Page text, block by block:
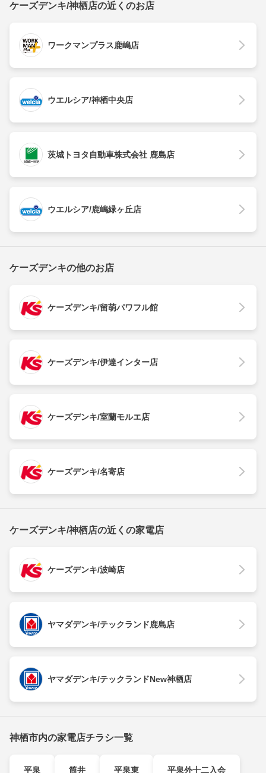
ケーズデンキ/神栖店の近くのお店
ワークマンプラス鹿嶋店
ウエルシア/神栖中央店
茨城トヨタ自動車株式会社 鹿島店
ウエルシア/鹿嶋緑ヶ丘店
ケーズデンキの他のお店
ケーズデンキ/留萌パワフル館
ケーズデンキ/伊達インター店
ケーズデンキ/室蘭モルエ店
ケーズデンキ/名寄店
ケーズデンキ/神栖店の近くの家電店
ケーズデンキ/波崎店
ヤマダデンキ/テックランド鹿島店
ヤマダデンキ/テックランドNew神栖店
神栖市内の家電店チラシ一覧
平泉 筒井 平泉東 平泉外十二入会